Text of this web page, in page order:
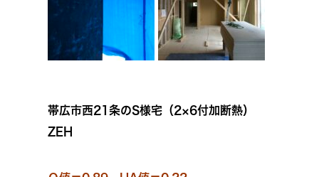
帯広市西21条のS様宅（2×6付加断熱）
ZEH